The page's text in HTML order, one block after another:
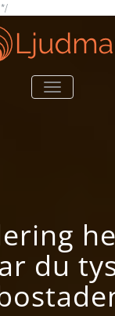
Skip
content
Allt du
TOGGLE
NAVIGATION
du